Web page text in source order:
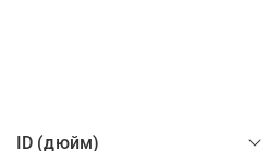
ID (дюйм)